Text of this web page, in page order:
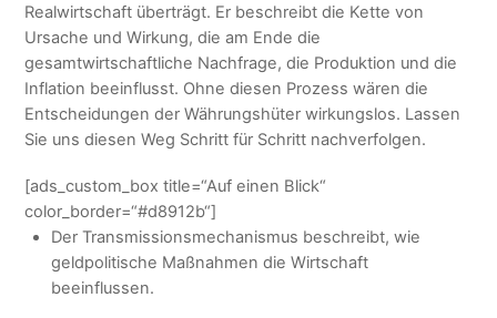
Realwirtschaft überträgt. Er beschreibt die Kette von
Ursache und Wirkung, die am Ende die
gesamtwirtschaftliche Nachfrage, die Produktion und die
Inflation beeinflusst. Ohne diesen Prozess wären die
Entscheidungen der Währungshüter wirkungslos. Lassen
Sie uns diesen Weg Schritt für Schritt nachverfolgen.
[ads_custom_box title=“Auf einen Blick“
color_border=“#d8912b“]
Der Transmissionsmechanismus beschreibt, wie
geldpolitische Maßnahmen die Wirtschaft
beeinflussen.